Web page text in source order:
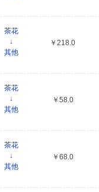
茶花
↓
其他
￥218.0
茶花
↓
其他
￥58.0
茶花
↓
其他
￥68.0